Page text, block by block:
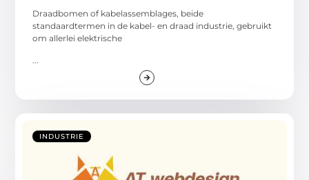
Draadbomen of kabelassemblages, beide
standaardtermen in de kabel- en draad industrie, gebruikt
om allerlei elektrische
...
INDUSTRIE